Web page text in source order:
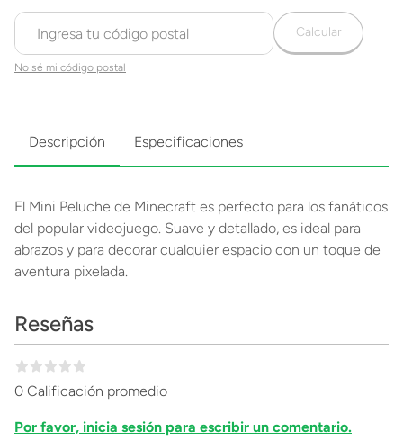
No sé mi código postal
Calcular
Descripción Especificaciones
El Mini Peluche de Minecraft es perfecto para los fanáticos
del popular videojuego. Suave y detallado, es ideal para
abrazos y para decorar cualquier espacio con un toque de
aventura pixelada.
Reseñas
0 Calificación promedio
Por favor, inicia sesión para escribir un comentario.